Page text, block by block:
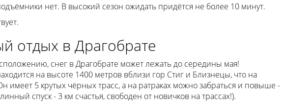
нет. В высокий сезон ожидать придётся не более 10 минут.
отдых в Драгобрате
снег в Драгобрате может лежать до середины мая!
на высоте 1400 метров вблизи гор Стиг и Близнецы, что на
имеет 5 крутых чёрных трасс, а на ратраках можно забраться и повыше -
спуск - 3 км счастья, свободен от новичков на трассах!).